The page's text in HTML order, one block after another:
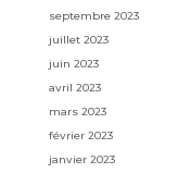
septembre 2023
juillet 2023
juin 2023
avril 2023
mars 2023
février 2023
janvier 2023